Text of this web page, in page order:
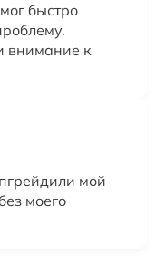
быстро
внимание к
мой
моего